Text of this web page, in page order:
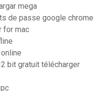
mega
de passe google chrome
for mac
bit gratuit télécharger